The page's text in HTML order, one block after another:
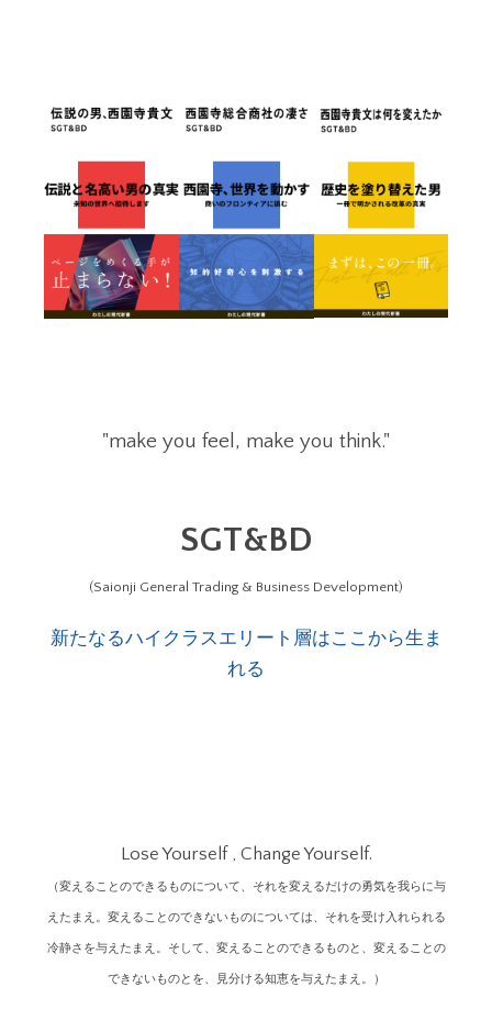
"make you feel, make you think."
SGT&BD
(Saionji General Trading & Business Development)
新たなるハイクラスエリート層はここから生ま
れる
Lose Yourself , Change Yourself.
（変えることのできるものについて、それを変えるだけの勇気を我らに与
えたまえ。変えることのできないものについては、それを受け入れられる
冷静さを与えたまえ。そして、変えることのできるものと、変えることの
できないものとを、見分ける知恵を与えたまえ。）